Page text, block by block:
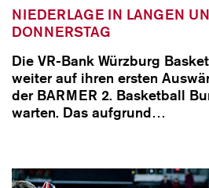
NIEDERLAGE IN LANGEN
DONNERSTAG
Die VR-Bank Würzburg
weiter auf ihren ersten
der BARMER 2. Basketball
warten. Das aufgrund…